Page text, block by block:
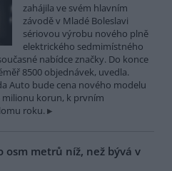
zahájila ve svém hlavním
závodě v Mladé Boleslavi
sériovou výrobu nového plně
elektrického sedmimístného
nabídce značky. Do konce
8500 objednávek, uvedla.
Auto bude cena nového modelu
milionu korun, k prvním
roku.
osm metrů níž, než bývá v